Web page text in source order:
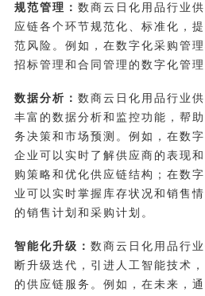
规范管理： 数商云日化用品行业
应链各个环节规范化、标准化，
范风险。例如，在数字化采购管
招标管理和合同管理的数字化管
数据分析： 数商云日化用品行业
丰富的数据分析和监控功能，帮
务决策和市场预测。例如，在数
企业可以实时了解供应商的表现
购策略和优化供应链结构；在数
业可以实时掌握库存状况和销售
的销售计划和采购计划。
智能化升级： 数商云日化用品行
断升级迭代，引进人工智能技术
的供应链服务。例如，在未来，